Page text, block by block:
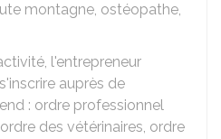
montagne, ostéopathe,
l'entrepreneur
auprès de
: ordre professionnel
des vétérinaires, ordre